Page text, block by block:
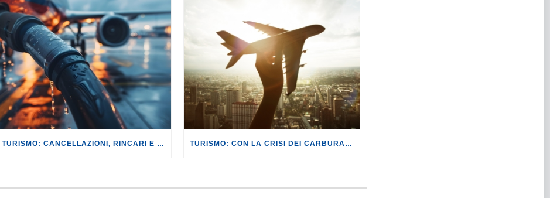
TURISMO: CANCELLAZIONI, RINCARI E MAGGIORAZIONI DI VOLI E PRENOTAZIONI. TURISMO: CON LA CRISI DEI CARBURANTI, VOLI A RISCHIO CANCELLAZIONE O RINCARO.